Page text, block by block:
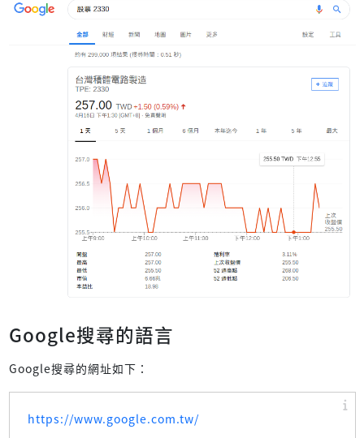
Google搜尋的語言
Google搜尋的網址如下：
https://www.google.com.tw/